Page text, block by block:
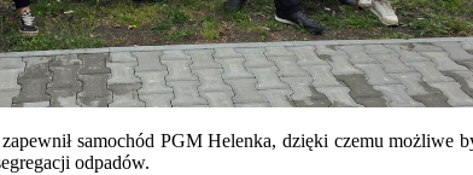
samochód PGM Helenka, dzięki czemu możliwe
odpadów.